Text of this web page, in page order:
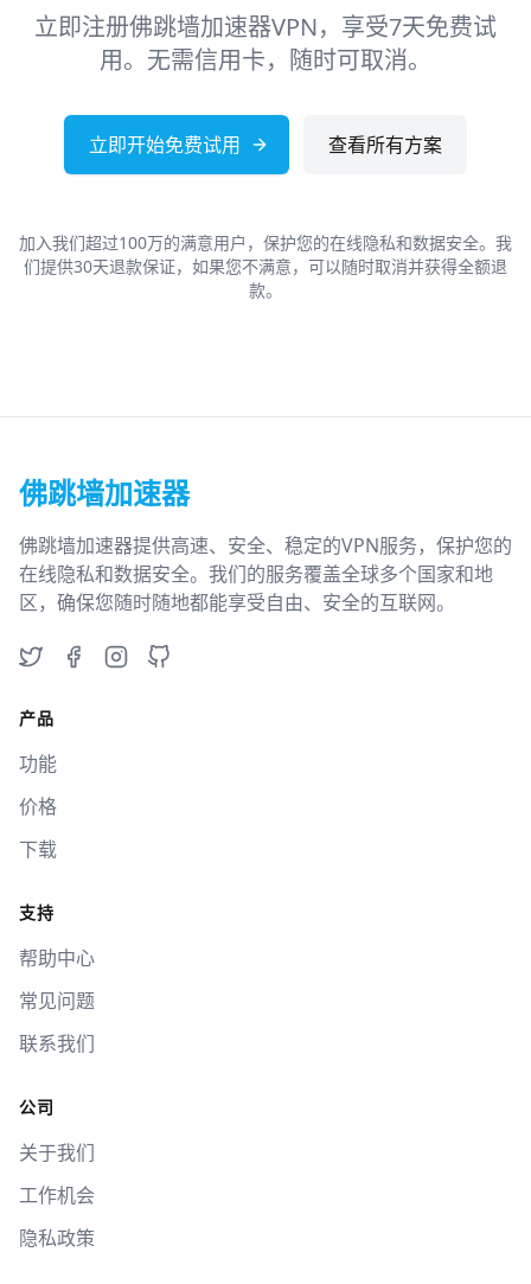
立即注册佛跳墙加速器VPN，享受7天免费试
用。无需信用卡，随时可取消。
立即开始免费试用 查看所有方案
加入我们超过100万的满意用户，保护您的在线隐私和数据安全。我
们提供30天退款保证，如果您不满意，可以随时取消并获得全额退
款。
佛跳墙加速器
佛跳墙加速器提供高速、安全、稳定的VPN服务，保护您的
在线隐私和数据安全。我们的服务覆盖全球多个国家和地
区，确保您随时随地都能享受自由、安全的互联网。
TwitterFacebookInstagram
GitHub
产品
功能
价格
下载
支持
帮助中心
常见问题
联系我们
公司
关于我们
工作机会
隐私政策